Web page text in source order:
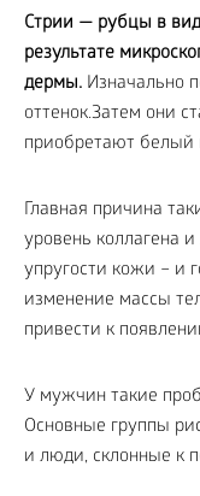
Стрии — рубцы в
результате
дермы. Изначально
оттенок.Затем они
приобретают белый
Главная причина
уровень коллагена
упругости кожи – и
изменение массы
привести к
У мужчин такие
Основные группы
и люди, склонные к